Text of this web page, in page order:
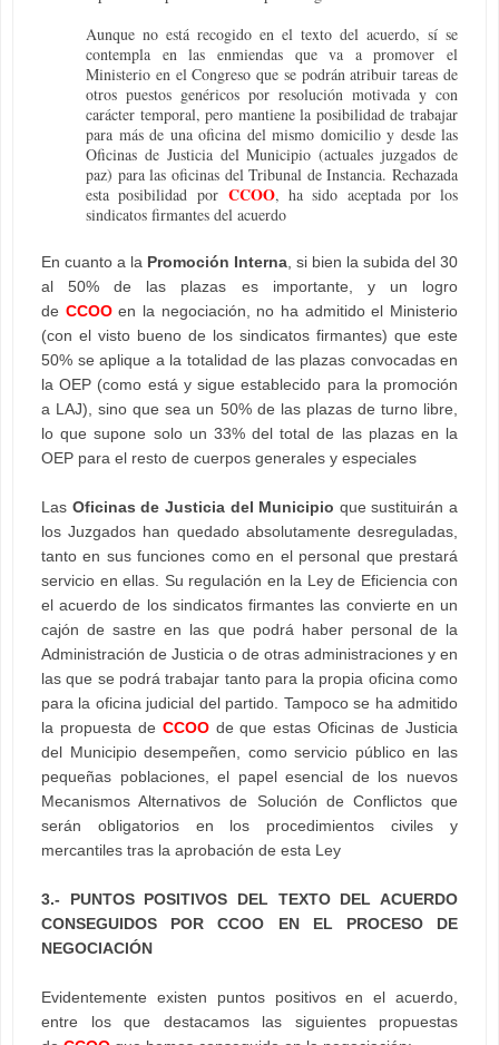
Aunque no está recogido en el texto del acuerdo, sí se
contempla en las enmiendas que va a promover el
Ministerio en el Congreso que se podrán atribuir tareas de
otros puestos genéricos por resolución motivada y con
carácter temporal, pero mantiene la posibilidad de trabajar
para más de una oficina del mismo domicilio y desde las
Oficinas de Justicia del Municipio (actuales juzgados de
paz) para las oficinas del Tribunal de Instancia. Rechazada
esta posibilidad por CCOO, ha sido aceptada por los
sindicatos firmantes del acuerdo
En cuanto a la Promoción Interna , si bien la subida del 30
al 50% de las plazas es importante, y un logro
de CCOOen la negociación, no ha admitido el Ministerio
(con el visto bueno de los sindicatos firmantes) que este
50% se aplique a la totalidad de las plazas convocadas en
la OEP (como está y sigue establecido para la promoción
a LAJ), sino que sea un 50% de las plazas de turno libre,
lo que supone solo un 33% del total de las plazas en la
OEP para el resto de cuerpos generales y especiales
Las Oficinas de Justicia del Municipio que sustituirán a
los Juzgados han quedado absolutamente desreguladas,
tanto en sus funciones como en el personal que prestará
servicio en ellas. Su regulación en la Ley de Eficiencia con
el acuerdo de los sindicatos firmantes las convierte en un
cajón de sastre en las que podrá haber personal de la
Administración de Justicia o de otras administraciones y en
las que se podrá trabajar tanto para la propia oficina como
para la oficina judicial del partido. Tampoco se ha admitido
la propuesta de CCOOde que estas Oficinas de Justicia
del Municipio desempeñen, como servicio público en las
pequeñas poblaciones, el papel esencial de los nuevos
Mecanismos Alternativos de Solución de Conflictos que
serán obligatorios en los procedimientos civiles y
mercantiles tras la aprobación de esta Ley
3.- PUNTOS POSITIVOS DEL TEXTO DEL ACUERDO
CONSEGUIDOS POR CCOO EN EL PROCESO DE
NEGOCIACIÓN
Evidentemente existen puntos positivos en el acuerdo,
entre los que destacamos las siguientes propuestas